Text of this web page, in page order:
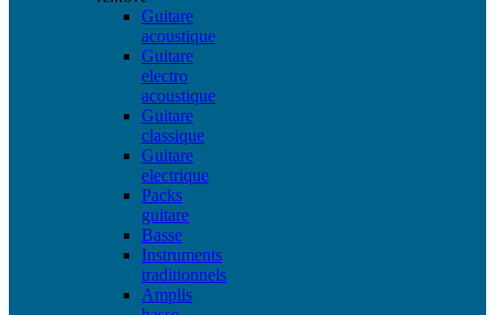
Guitare
acoustique
Guitare
electro
acoustique
Guitare
classique
Guitare
electrique
Packs
guitare
Basse
Instruments
traditionnels
Amplis